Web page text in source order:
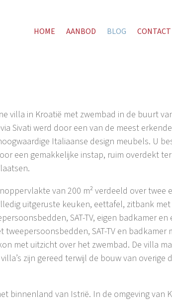
HOME AANBOD BLOG CONTACT
villa in Kroatië met zwembad in de buurt
Sivati werd door een van de meest
Italiaanse design meubels. U
een gemakkelijke instap, ruim overdekt
van 200 m² verdeeld over twee
uitgeruste keuken, eettafel, zitbank met
SAT-TV, eigen badkamer
tweepersoonsbedden, SAT-TV en
met uitzicht over het zwembad. De villa
zijn gereed terwijl de bouw van overige
binnenland van Istrië. In de omgeving van